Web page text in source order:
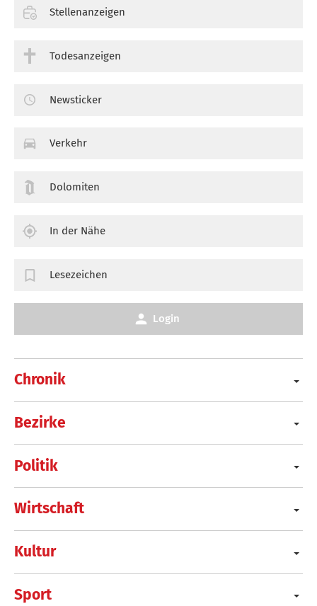
Chronik
Bezirke
Politik
Wirtschaft
Kultur
Sport
Stellenanzeigen
Todesanzeigen
Newsticker
Verkehr
Dolomiten
In der Nähe
Lesezeichen
Login